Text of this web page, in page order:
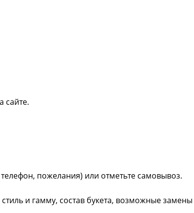
сайте.
пожелания) или отметьте самовывоз.
и гамму, состав букета, возможные